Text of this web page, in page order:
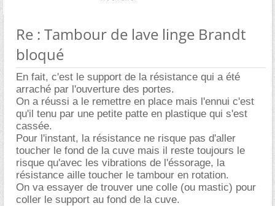
Re : Tambour de lave linge Brandt
bloqué
En fait, c'est le support de la résistance qui a été
arraché par l'ouverture des portes.
On a réussi a le remettre en place mais l'ennui c'est
qu'il tenu par une petite patte en plastique qui s'est
cassée.
Pour l'instant, la résistance ne risque pas d'aller
toucher le fond de la cuve mais il reste toujours le
risque qu'avec les vibrations de l'éssorage, la
résistance aille toucher le tambour en rotation.
On va essayer de trouver une colle (ou mastic) pour
coller le support au fond de la cuve.